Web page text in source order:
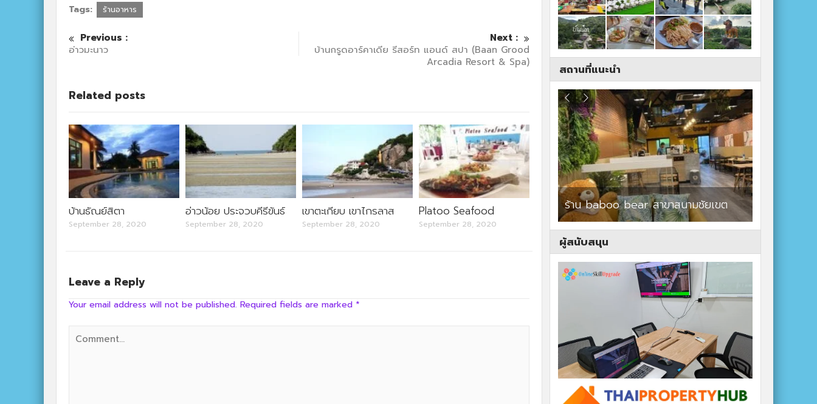
Tags: ร้านอาหาร
Previous :
อ่าวมะนาว
Next :
บ้านกรูดอาร์คาเดีย รีสอร์ท แอนด์ สปา (Baan Grood
Arcadia Resort & Spa)
Related posts
บ้านธัณย์สิตา
September 28, 2020
อ่าวน้อย ประจวบคีรีขันธ์
September 28, 2020
เขาตะเกียบ เขาไกรลาส
September 28, 2020
Platoo Seafood
September 28, 2020
Leave a Reply
Your email address will not be published. Required fields are marked *
สถานที่แนะนำ
ครัวลุงลอยป่าลั่น ร้าน baboo bear สาขาสนามชัยเขต
ผู้สนับสนุน